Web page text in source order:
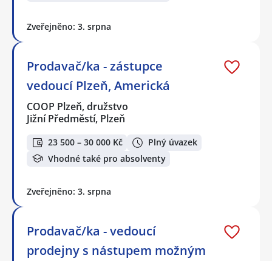
Zveřejněno: 3. srpna
Prodavač/ka - zástupce
vedoucí Plzeň, Americká
COOP Plzeň, družstvo
Jižní Předměstí, Plzeň
23 500 – 30 000 Kč
Plný úvazek
Vhodné také pro absolventy
Zveřejněno: 3. srpna
Prodavač/ka - vedoucí
prodejny s nástupem možným